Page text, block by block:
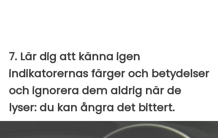
7. Lär dig att känna igen
indikatorernas färger och betydelser
och ignorera dem aldrig när de
lyser: du kan ångra det bittert.